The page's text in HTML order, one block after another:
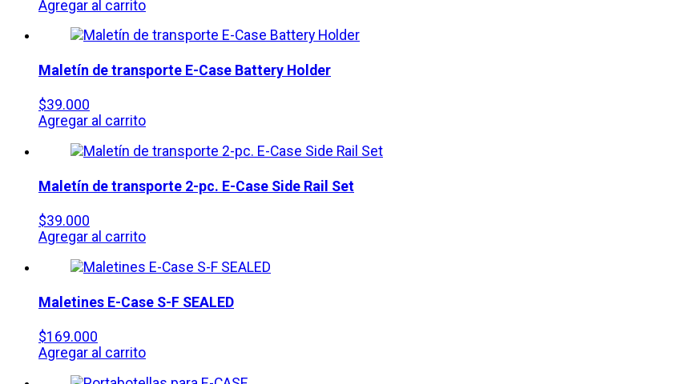
Agregar al carrito
Maletín de transporte E-Case Battery Holder
$39.000
Agregar al carrito
Maletín de transporte 2-pc. E-Case Side Rail Set
$39.000
Agregar al carrito
Maletines E-Case S-F SEALED
$169.000
Agregar al carrito